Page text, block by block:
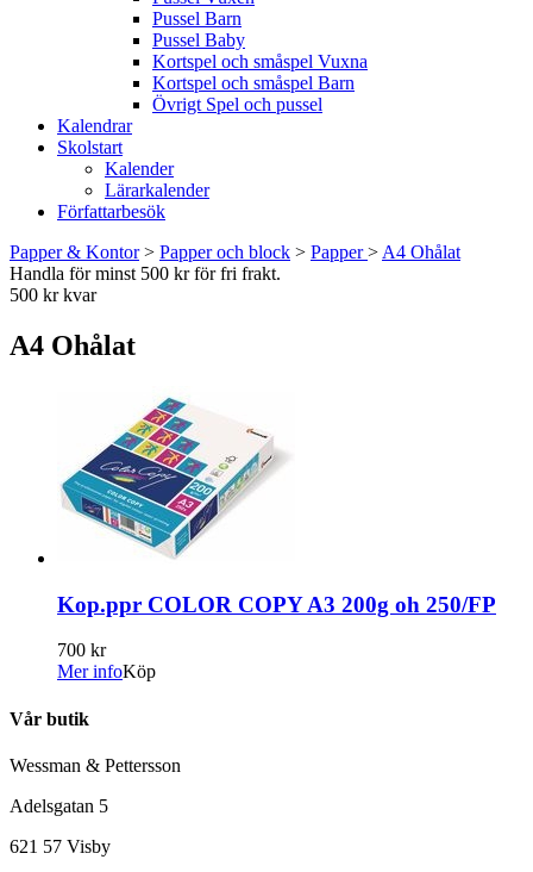
Pussel Barn
Pussel Baby
Kortspel och småspel Vuxna
Kortspel och småspel Barn
Övrigt Spel och pussel
Kalendrar
Skolstart
Kalender
Lärarkalender
Författarbesök
Papper & Kontor> Papper och block > Papper> A4 Ohålat
Handla för minst 500 kr för fri frakt.
500 kr kvar
A4 Ohålat
Kop.ppr COLOR COPY A3 200g oh 250/FP
700 kr
Mer infoKöp
Vår butik
Wessman & Pettersson
Adelsgatan 5
621 57 Visby